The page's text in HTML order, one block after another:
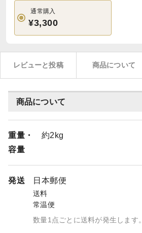
通常購入
¥3,300
レビューと投稿 商品について
商品について
重量・
容量
約2kg
発送 日本郵便
送料
常温便
数量1点ごとに送料が発生します。